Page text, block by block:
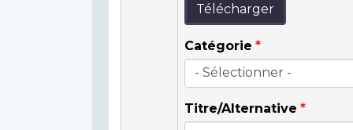
Télécharger
Catégorie
Titre/Alternative